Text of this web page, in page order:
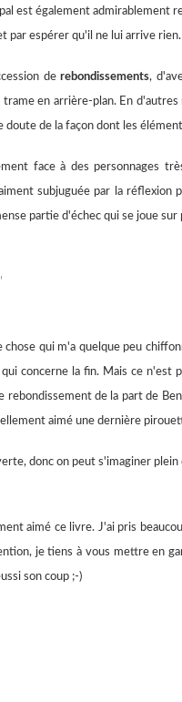
est également admirablement
par espérer qu'il ne lui arrive rien.
derebondissements,
trame en arrière-plan. En
doute de la façon dont les
face à des personnages
subjuguée par la réflexion
partie d'échec qui se joue
chose qui m'a quelque peu
concerne la fin. Mais ce n'est
rebondissement de la part de
aimé une dernière
donc on peut s'imaginer
aimé ce livre. J'ai pris
je tiens à vous mettre en
son coup ;-)